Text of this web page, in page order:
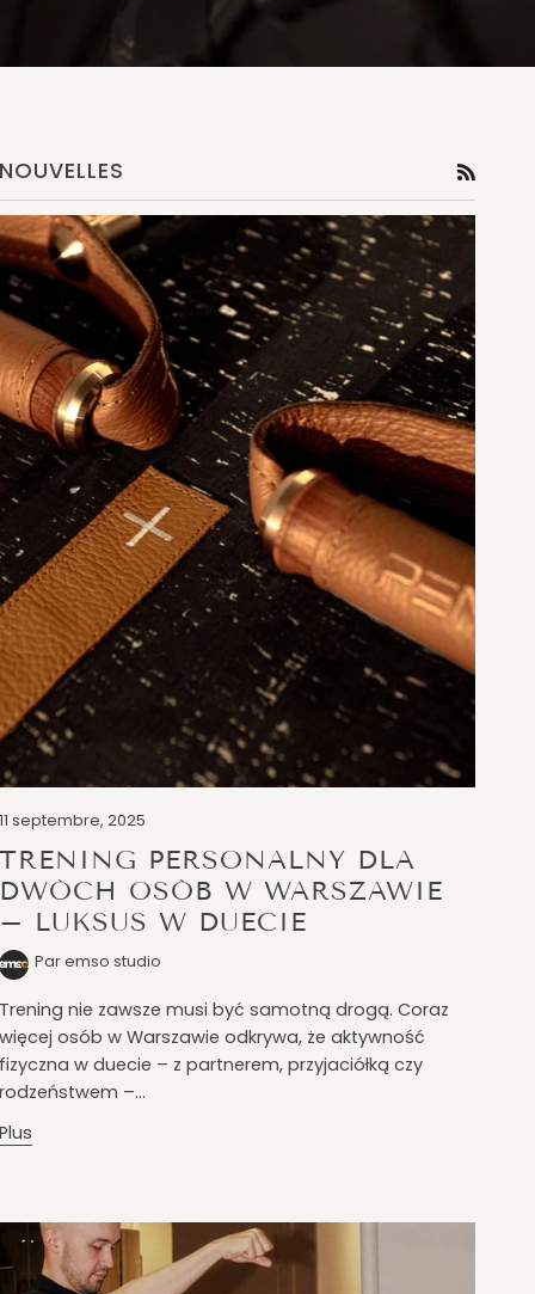
NOUVELLES RSS
11 septembre, 2025
TRENING PERSONALNY DLA
DWÓCH OSÓB W WARSZAWIE
– LUKSUS W DUECIE
Par emso studio
Trening nie zawsze musi być samotną drogą. Coraz
więcej osób w Warszawie odkrywa, że aktywność
fizyczna w duecie – z partnerem, przyjaciółką czy
rodzeństwem –...
Plus